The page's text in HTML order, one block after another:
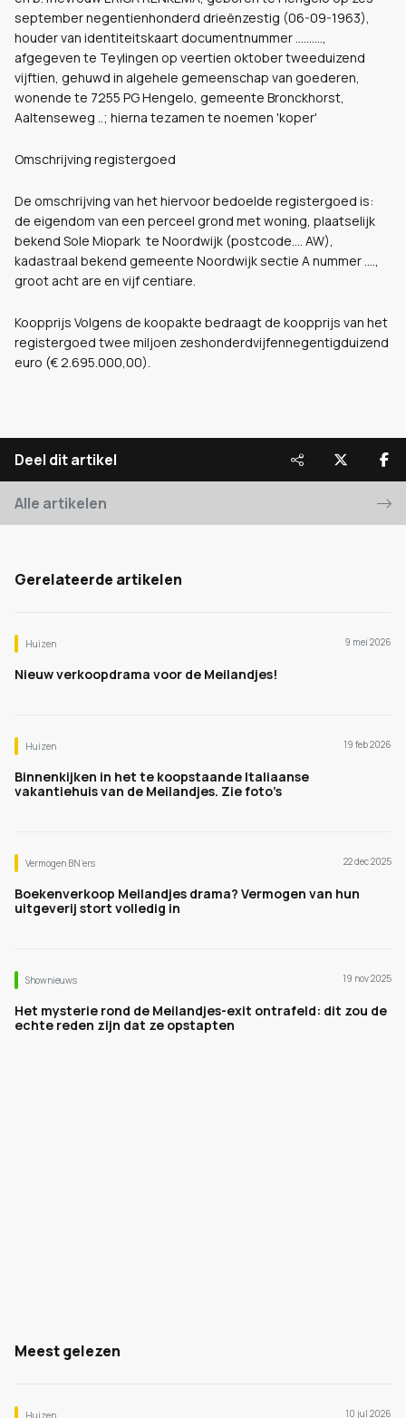
september negentienhonderd drieënzestig (06-09-1963),
houder van identiteitskaart documentnummer ..........,
afgegeven te Teylingen op veertien oktober tweeduizend
vijftien, gehuwd in algehele gemeenschap van goederen,
wonende te 7255 PG Hengelo, gemeente Bronckhorst,
Aaltenseweg ..; hierna tezamen te noemen 'koper'
Omschrijving registergoed
De omschrijving van het hiervoor bedoelde registergoed is:
de eigendom van een perceel grond met woning, plaatselijk
bekend Sole Miopark te Noordwijk (postcode.... AW),
kadastraal bekend gemeente Noordwijk sectie A nummer ....,
groot acht are en vijf centiare.
Koopprijs Volgens de koopakte bedraagt de koopprijs van het
registergoed twee miljoen zeshonderdvijfennegentigduizend
euro (€ 2.695.000,00).
Deel dit artikel
Alle artikelen
Gerelateerde artikelen
Huizen 9 mei 2026
Nieuw verkoopdrama voor de Meilandjes!
Huizen 19 feb 2026
Binnenkijken in het te koopstaande Italiaanse
vakantiehuis van de Meilandjes. Zie foto’s
Vermogen BN’ers 22 dec 2025
Boekenverkoop Meilandjes drama? Vermogen van hun
uitgeverij stort volledig in
Shownieuws 19 nov 2025
Het mysterie rond de Meilandjes-exit ontrafeld: dit zou de
echte reden zijn dat ze opstapten
Meest gelezen
Huizen 10 jul 2026